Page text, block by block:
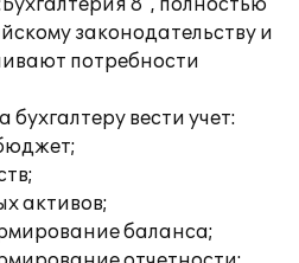
8", полностью
законодательству и
потребности
вести учет:
активов;
баланса;